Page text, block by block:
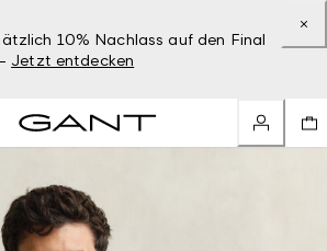
10% Nachlass auf den Final
Jetzt entdecken